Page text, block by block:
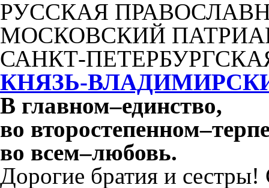
РУССКАЯ
МОСКОВСКИЙ
САНКТ-
КНЯЗЬ-
В главном–единство,
во второстепенном–
во всем–любовь.
Дорогие братия и